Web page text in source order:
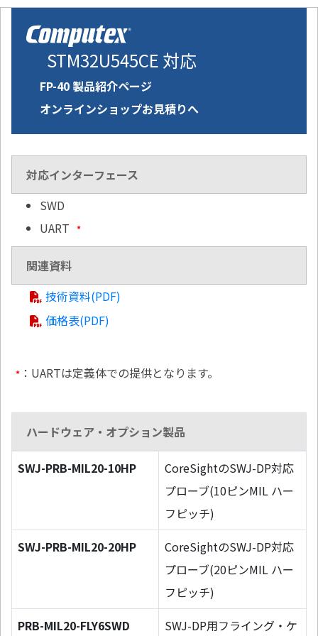
STM32U545CE 対応
FP-40 製品紹介ページ
オンラインショップお見積りへ
対応インターフェース
SWD
UART
*
関連資料
技術資料(PDF)
価格表(PDF)
* ：UARTは定義体での提供となります。
ハードウェア・オプション製品
SWJ-PRB-MIL20-10HP
CoreSightのSWJ-DP対応
プローブ(10ピンMIL ハー
フピッチ)
SWJ-PRB-MIL20-20HP
CoreSightのSWJ-DP対応
プローブ(20ピンMIL ハー
フピッチ)
PRB-MIL20-FLY6SWD
SWJ-DP用フライング・ケ